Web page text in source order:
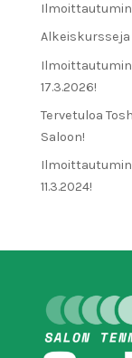
17.3.2026!
Tervetuloa
Saloon!
11.3.2024!